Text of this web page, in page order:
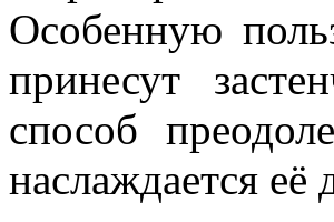
Особенную
принесут
способ
наслаждается её